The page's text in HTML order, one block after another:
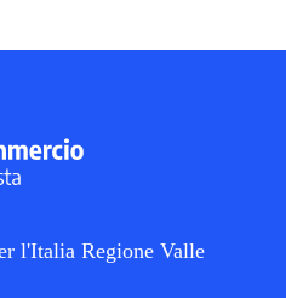
l'Italia Regione Valle